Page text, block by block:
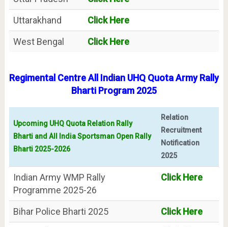
Uttarakhand
Click Here
West Bengal
Click Here
Regimental Centre All Indian UHQ Quota Army Rally
Bharti Program 2025
Upcoming UHQ Quota Relation Rally
Bharti and All India Sportsman Open Rally
Bharti 2025-2026
Relation
Recruitment
Notification
2025
Indian Army WMP Rally
Programme 2025-26
Click Here
Bihar Police Bharti 2025
Click Here